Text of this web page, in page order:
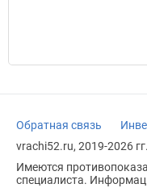
Обратная связь
vrachi52.ru, 2019-2026 гг.
Имеются
специалиста.